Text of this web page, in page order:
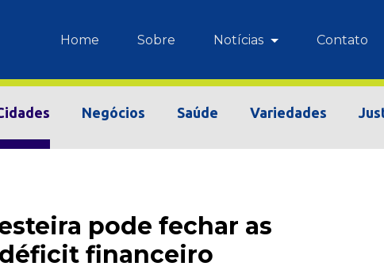
Home Sobre Notícias Contato
Negócios Saúde Variedades
pode fechar as
financeiro